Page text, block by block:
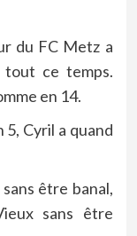
du FC Metz a
ce temps.
en 14.
5, Cyril a quand
sans être banal,
sans être